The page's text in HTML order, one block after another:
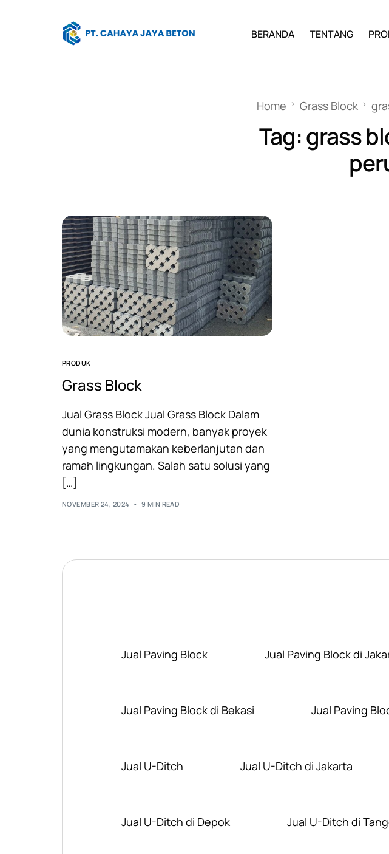
BERANDA TENTANG
Home Grass Block
Tag:grass
PRODUK
Grass Block
Jual Grass Block Jual Grass Block Dalam
dunia konstruksi modern, banyak proyek
yang mengutamakan keberlanjutan dan
ramah lingkungan. Salah satu solusi yang
[…]
NOVEMBER 24, 2024 9 MIN READ
Jual Paving Block Jual Paving Block di
Jual Paving Block di Bekasi Jual Paving
Jual U-Ditch Jual U-Ditch di Jakarta
Jual U-Ditch di Depok Jual U-Ditch di